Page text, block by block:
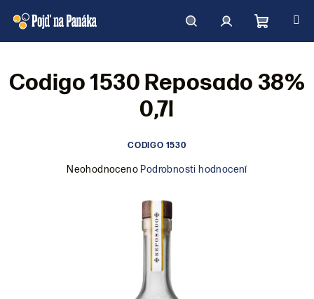
HledatPřihlášeníNákupní
košík
Codigo 1530 Reposado 38%
0,7l
CODIGO 1530
Neohodnoceno Podrobnosti hodnocení